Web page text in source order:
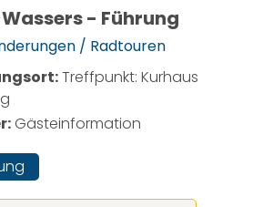
- Führung
/ Radtouren
Treffpunkt: Kurhaus
Gästeinformation